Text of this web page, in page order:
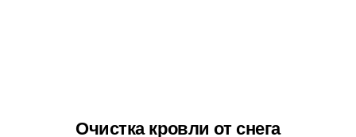
Очистка кровли от снега